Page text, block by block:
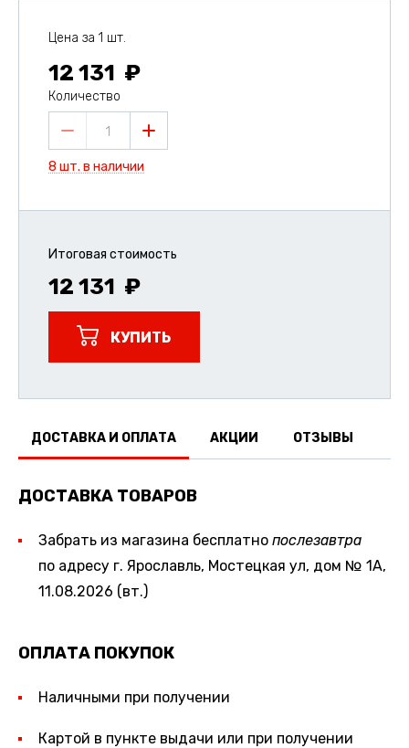
Цена за 1 шт.
12 131
Количество
1
8 шт. в наличии
Итоговая стоимость
12 131
КУПИТЬ
ДОСТАВКА И ОПЛАТА АКЦИИ ОТЗЫВЫ
ДОСТАВКА ТОВАРОВ
Забрать из магазина бесплатно послезавтра
по адресу г. Ярославль, Мостецкая ул, дом № 1А,
11.08.2026 (вт.)
ОПЛАТА ПОКУПОК
Наличными при получении
Картой в пункте выдачи или при получении